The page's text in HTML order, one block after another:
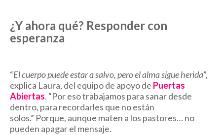
¿Y ahora qué? Responder con
esperanza
“El cuerpo puede estar a salvo, pero el alma sigue herida”,
explica Laura, del equipo de apoyo de Puertas
Abiertas. “Por eso trabajamos para sanar desde
dentro, para recordarles que no están
solos.” Porque, aunque maten a los pastores… no
pueden apagar el mensaje.